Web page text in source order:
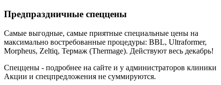
Предпраздничные спеццены
Самые выгодные, самые приятные специальные цены на
максимально востребованные процедуры: BBL, Ultraformer,
Morpheus, Zeltiq, Термаж (Thermage). Действуют весь декабрь!
Спеццены - подробнее на сайте и у администраторов клиники
Акции и спецпредложения не суммируются.